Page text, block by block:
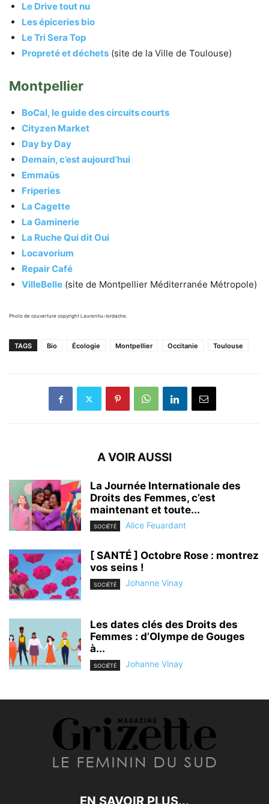
Le Drive tout nu
Les épiceries bio
Le Tri Sera Top
Propreté et déchets (site de la Ville de Toulouse)
Montpellier
BoCal, le guide des circuits courts
Cityzen Market
Day by Day
Demain, c’est aujourd’hui
Emmaüs
Friperies
La Cagette
La Gaminerie
La Ruche Qui dit Oui
Locavorium
Repair Café
VilleBelle (site de Montpellier Méditerranée Métropole)
Photo de couverture copyright Laurentiu-Iordache.
TAGS Bio Écologie Montpellier Occitanie Toulouse
A VOIR AUSSI
La Journée Internationale des
Droits des Femmes, c’est
maintenant et toute...
SOCIÉTÉ Alice Feuardant
[ SANTÉ ] Octobre Rose : montrez
vos seins !
SOCIÉTÉ Johanne Vinay
Les dates clés des Droits des
Femmes : d’Olympe de Gouges
à...
SOCIÉTÉ Johanne Vinay
EN SAVOIR PLUS...